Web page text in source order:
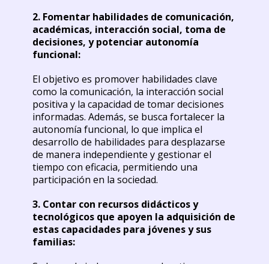
2. Fomentar habilidades de comunicación,
académicas, interacción social, toma de
decisiones, y potenciar autonomía
funcional:
El objetivo es promover habilidades clave
como la comunicación, la interacción social
positiva y la capacidad de tomar decisiones
informadas. Además, se busca fortalecer la
autonomía funcional, lo que implica el
desarrollo de habilidades para desplazarse
de manera independiente y gestionar el
tiempo con eficacia, permitiendo una
participación en la sociedad.
3. Contar con recursos didácticos y
tecnológicos que apoyen la adquisición de
estas capacidades para jóvenes y sus
familias: